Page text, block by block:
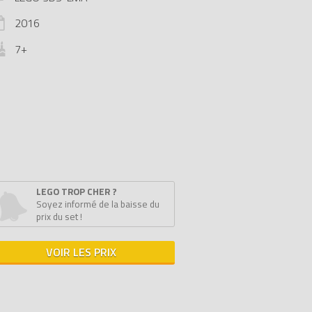
2016
7+
LEGO TROP CHER ?
Soyez informé de la baisse du
prix du set !
VOIR LES PRIX